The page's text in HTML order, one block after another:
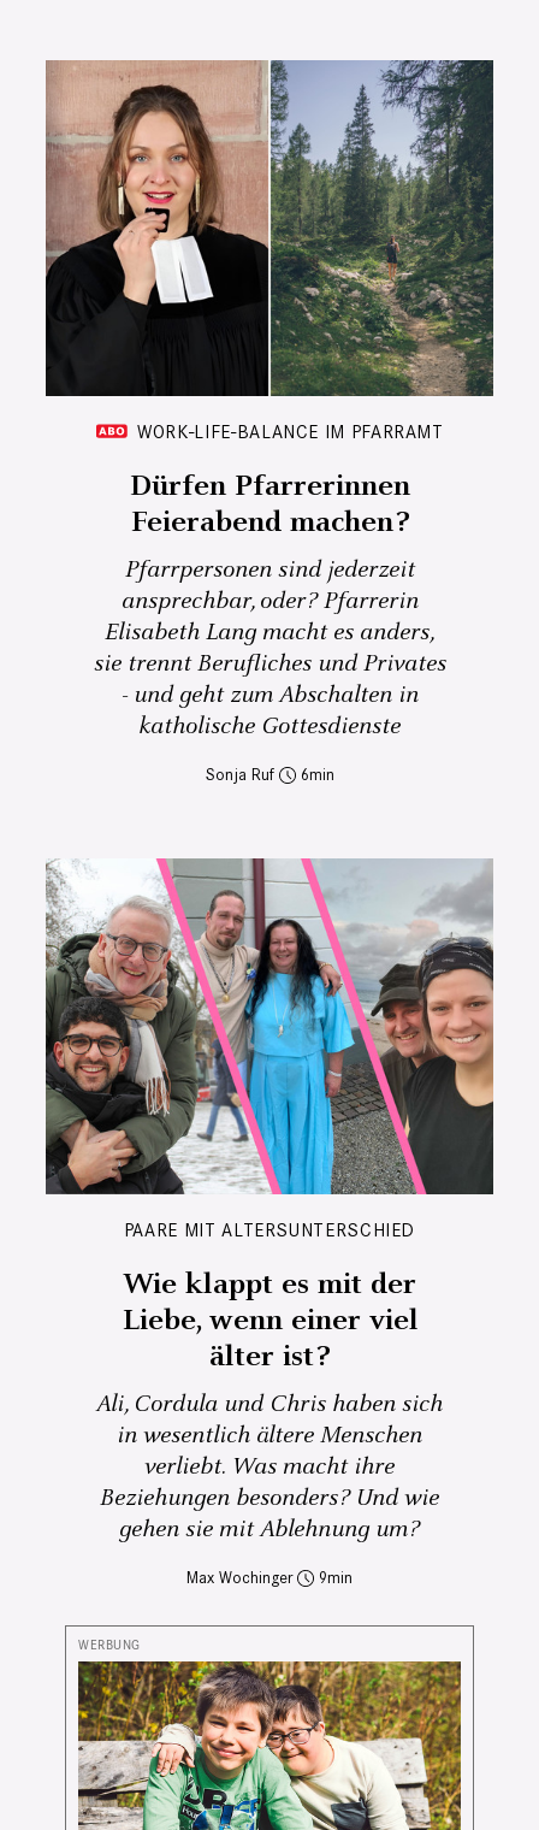
WORK-LIFE-BALANCE IM PFARRAMT
Dürfen Pfarrerinnen
Feierabend machen?
Pfarrpersonen sind jederzeit
ansprechbar, oder? Pfarrerin
Elisabeth Lang macht es anders,
sie trennt Berufliches und Privates
- und geht zum Abschalten in
katholische Gottesdienste
Sonja Ruf 6
PAARE MIT ALTERSUNTERSCHIED
Wie klappt es mit der
Liebe, wenn einer viel
älter ist?
Ali, Cordula und Chris haben sich
in wesentlich ältere Menschen
verliebt. Was macht ihre
Beziehungen besonders? Und wie
gehen sie mit Ablehnung um?
Max Wochinger 9